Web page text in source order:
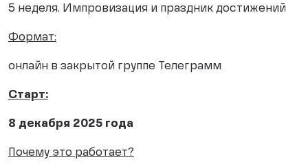
5 неделя. Импровизация и праздник достижений
Формат:
онлайн в закрытой группе Телеграмм
Старт:
8 декабря 2025 года
Почему это работает?